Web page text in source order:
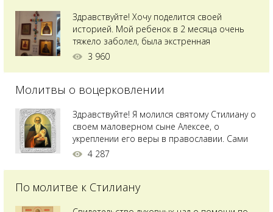
Здравствуйте! Хочу поделится своей
историей. Мой ребенок в 2 месяца очень
тяжело заболел, была экстренная
сложнейшая операция, состояние после
святого Владимира я увидела незнакомую
позже прочитав про него, узнала про
Преподобного...
3 960
Молитвы о воцерковлении
Здравствуйте! Я молился святому Стилиану о
своем маловерном сыне Алексее, о
укреплении его веры в православии. Сами
мы с супругой воцерковлены. Через год
вершину. Приложились к множеству святынь
4 287
По молитве к Стилиану